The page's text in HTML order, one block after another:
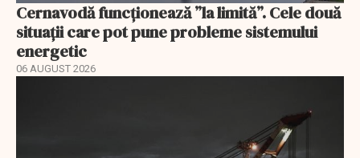
Cernavodă funcționează ”la limită”. Cele două
situații care pot pune probleme sistemului
energetic
06 AUGUST 2026